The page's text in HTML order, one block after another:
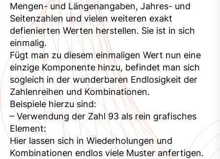
Mengen- und Längenangaben, Jahres- und
Seitenzahlen und vielen weiteren exakt
defienierten Werten herstellen. Sie ist in sich
einmalig.
Fügt man zu diesem einmaligen Wert nun eine
einzige Komponente hinzu, befindet man sich
sogleich in der wunderbaren Endlosigkeit der
Zahlenreihen und Kombinationen.
Beispiele hierzu sind:
– Verwendung der Zahl 93 als rein grafisches
Element:
Hier lassen sich in Wiederholungen und
Kombinationen endlos viele Muster anfertigen.